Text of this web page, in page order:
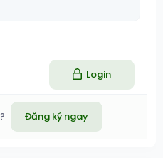
Login
Đăng ký ngay